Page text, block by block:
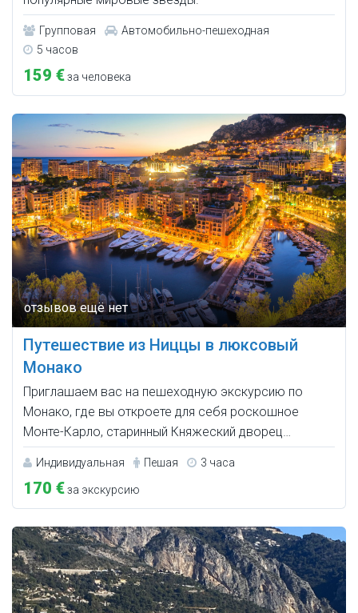
Групповая
Автомобильно-пешеходная
5 часов
159 €за человека
Путешествие из Ниццы в люксовый
Монако
Приглашаем вас на пешеходную экскурсию по
Монако, где вы откроете для себя роскошное
Монте-Карло, старинный Княжеский дворец…
Индивидуальная Пешая 3 часа
170 €за экскурсию